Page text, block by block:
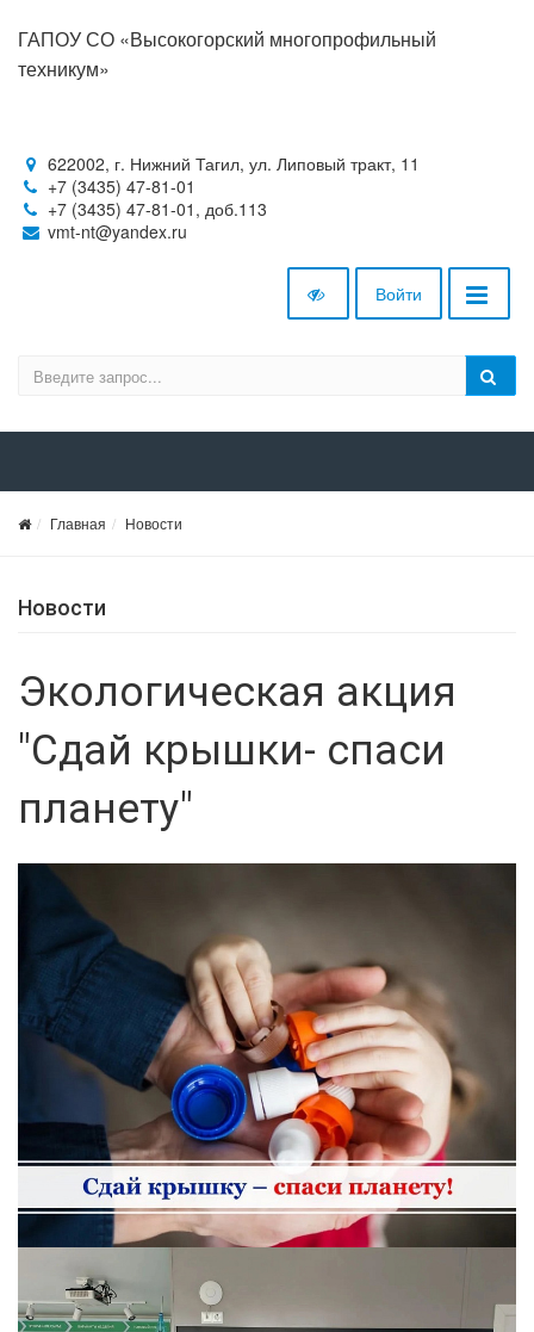
ГАПОУ СО «Высокогорский многопрофильный
техникум»
622002, г. Нижний Тагил, ул. Липовый тракт, 11
+7 (3435) 47-81-01
+7 (3435) 47-81-01, доб.113
vmt-nt@yandex.ru
Войти
Главная Новости
Новости
Экологическая акция
"Сдай крышки- спаси
планету"